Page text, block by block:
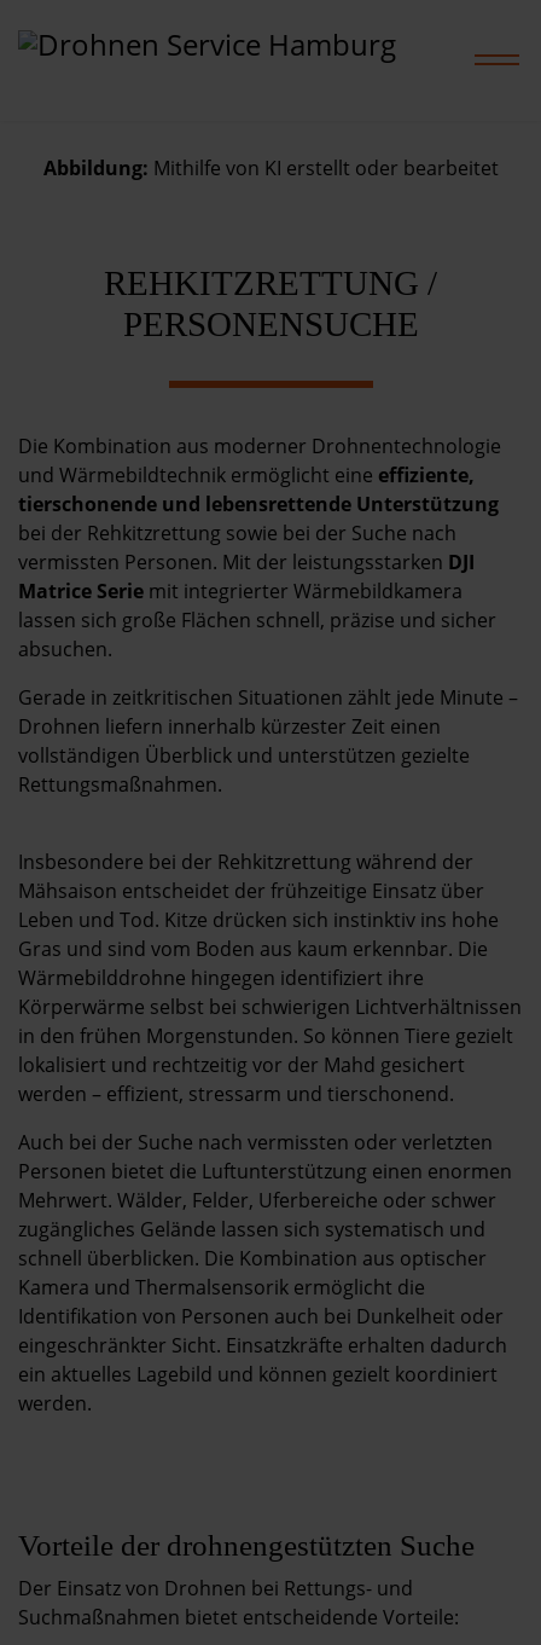
Leistungen
Shop
Kontakt
Abbildung: Mithilfe von KI erstellt oder bearbeitet
REHKITZRETTUNG /
PERSONENSUCHE
Die Kombination aus moderner Drohnentechnologie
und Wärmebildtechnik ermöglicht eine effiziente,
tierschonende und lebensrettende Unterstützung
bei der Rehkitzrettung sowie bei der Suche nach
vermissten Personen. Mit der leistungsstarken DJI
Matrice Serie mit integrierter Wärmebildkamera
lassen sich große Flächen schnell, präzise und sicher
absuchen.
Gerade in zeitkritischen Situationen zählt jede Minute –
Drohnen liefern innerhalb kürzester Zeit einen
vollständigen Überblick und unterstützen gezielte
Rettungsmaßnahmen.
Insbesondere bei der Rehkitzrettung während der
Mähsaison entscheidet der frühzeitige Einsatz über
Leben und Tod. Kitze drücken sich instinktiv ins hohe
Gras und sind vom Boden aus kaum erkennbar. Die
Wärmebilddrohne hingegen identifiziert ihre
Körperwärme selbst bei schwierigen Lichtverhältnissen
in den frühen Morgenstunden. So können Tiere gezielt
lokalisiert und rechtzeitig vor der Mahd gesichert
werden – effizient, stressarm und tierschonend.
Auch bei der Suche nach vermissten oder verletzten
Personen bietet die Luftunterstützung einen enormen
Mehrwert. Wälder, Felder, Uferbereiche oder schwer
zugängliches Gelände lassen sich systematisch und
schnell überblicken. Die Kombination aus optischer
Kamera und Thermalsensorik ermöglicht die
Identifikation von Personen auch bei Dunkelheit oder
eingeschränkter Sicht. Einsatzkräfte erhalten dadurch
ein aktuelles Lagebild und können gezielt koordiniert
werden.
Vorteile der drohnengestützten Suche
Der Einsatz von Drohnen bei Rettungs- und
Suchmaßnahmen bietet entscheidende Vorteile: